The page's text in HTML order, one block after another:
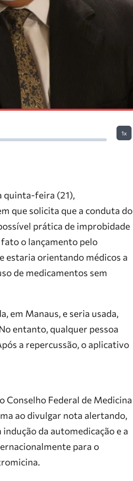
1x
quinta-feira (21),
que solicita que a conduta do
prática de improbidade
o lançamento pelo
estaria orientando médicos a
de medicamentos sem
em Manaus, e seria usada,
entanto, qualquer pessoa
a repercussão, o aplicativo
Conselho Federal de Medicina
ao divulgar nota alertando,
da automedicação e a
para o